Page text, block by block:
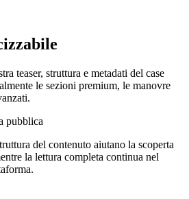
teaser, struttura e metadati del case
le sezioni premium, le manovre
pubblica
del contenuto aiutano la scoperta
la lettura completa continua nel